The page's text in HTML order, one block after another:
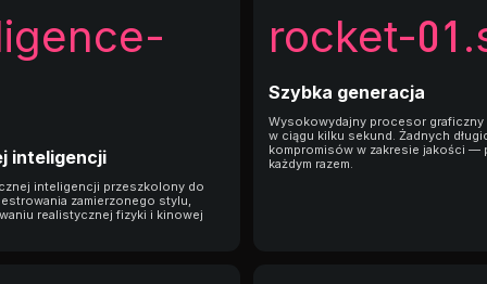
inteligencji
inteligencji przeszkolony do
zamierzonego stylu,
realistycznej fizyki i kinowej
rocket-
Szybka generacja
Wysokowydajny procesor graficzny
w ciągu kilku sekund. Żadnych
kompromisów w zakresie jakości —
każdym razem.